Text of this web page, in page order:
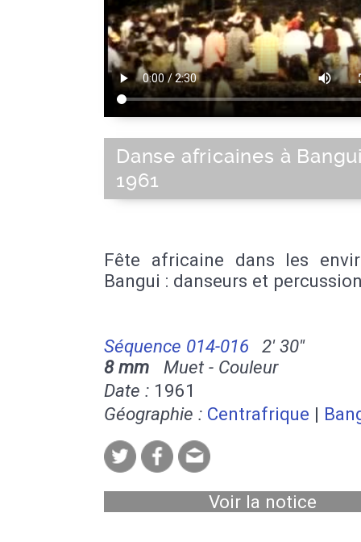
Danse africaines à
1961
Fête africaine dans les
Bangui : danseurs et
Séquence 014-016
2' 30''
8 mm Muet - Couleur
Date : 1961
Géographie : Centrafrique |
Voir la notice